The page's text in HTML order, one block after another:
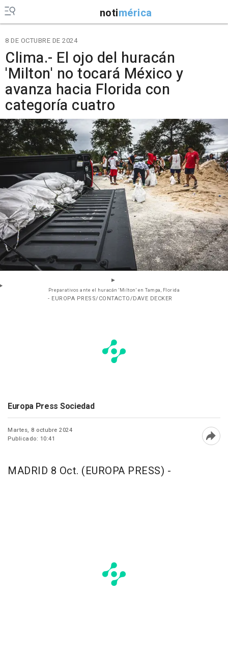
notimérica
8 DE OCTUBRE DE 2024
Clima.- El ojo del huracán
'Milton' no tocará México y
avanza hacia Florida con
categoría cuatro
Preparativos ante el huracán 'Milton' en Tampa, Florida
- EUROPA PRESS/CONTACTO/DAVE DECKER
Europa Press Sociedad
Martes, 8 octubre 2024
Publicado: 10:41
MADRID 8 Oct. (EUROPA PRESS) -